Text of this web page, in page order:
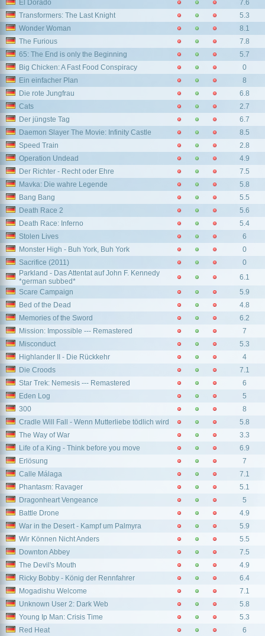
El Dorado
7.6
Transformers: The Last Knight
5.3
Wonder Woman
8.1
The Furious
7.8
65: The End is only the Beginning
5.7
Big Chicken: A Fast Food Conspiracy
0
Ein einfacher Plan
8
Die rote Jungfrau
6.8
Cats
2.7
Der jüngste Tag
6.7
Daemon Slayer The Movie: Infinity Castle
8.5
Speed Train
2.8
Operation Undead
4.9
Der Richter - Recht oder Ehre
7.5
Mavka: Die wahre Legende
5.8
Bang Bang
5.5
Death Race 2
5.6
Death Race: Inferno
5.4
Stolen Lives
6
Monster High - Buh York, Buh York
0
Sacrifice (2011)
0
Parkland - Das Attentat auf John F. Kennedy
*german subbed*
6.1
Scare Campaign
5.9
Bed of the Dead
4.8
Memories of the Sword
6.2
Mission: Impossible --- Remastered
7
Misconduct
5.3
Highlander II - Die Rückkehr
4
Die Croods
7.1
Star Trek: Nemesis --- Remastered
6
Eden Log
5
300
8
Cradle Will Fall - Wenn Mutterliebe tödlich wird
5.8
The Way of War
3.3
Life of a King - Think before you move
6.9
Erlösung
7
Calle Málaga
7.1
Phantasm: Ravager
5.1
Dragonheart Vengeance
5
Battle Drone
4.9
War in the Desert - Kampf um Palmyra
5.9
Wir Können Nicht Anders
5.5
Downton Abbey
7.5
The Devil's Mouth
4.9
Ricky Bobby - König der Rennfahrer
6.4
Mogadishu Welcome
7.1
Unknown User 2: Dark Web
5.8
Young Ip Man: Crisis Time
5.3
Red Heat
6